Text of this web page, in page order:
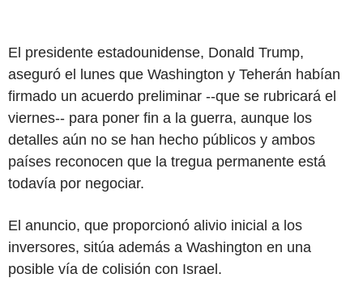
El presidente estadounidense, Donald Trump,
aseguró el lunes que Washington y Teherán habían
firmado un acuerdo preliminar --que se rubricará el
viernes-- para poner fin a la guerra, aunque los
detalles aún no se han hecho públicos y ambos
países reconocen que la tregua permanente está
todavía por negociar.
El anuncio, que proporcionó alivio inicial a los
inversores, sitúa además a Washington en una
posible vía de colisión con Israel.